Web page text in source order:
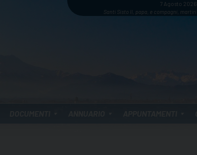
7 Agosto 2026
Santi Sisto II, papa, e compagni, martiri